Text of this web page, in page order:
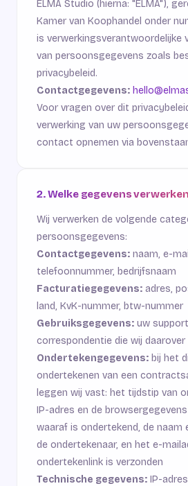
ELMA Studio (hierna: "ELMA"),
Kamer van Koophandel onder
is verwerkingsverantwoordelijke
van persoonsgegevens zoals
privacybeleid.
Contactgegevens:
Voor vragen over dit
verwerking van uw
contact opnemen via
2. Welke gegevens
Wij verwerken de volgende
persoonsgegevens:
Contactgegevens: naam, e-
telefoonnummer, bedrijfsnaam
Facturatiegegevens: adres,
land, KvK-nummer, btw-nummer
Gebruiksgegevens: uw
correspondentie die wij
Ondertekengegevens: bij het
ondertekenen van een
leggen wij vast: het tijdstip van
IP-adres en de
waaraf is ondertekend, de naam
de ondertekenaar, en het e-
ondertekenlink is verzonden
Technische gegevens: IP-